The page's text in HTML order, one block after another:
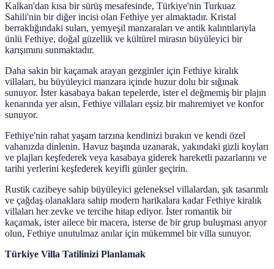
Kalkan'dan kısa bir sürüş mesafesinde, Türkiye'nin Turkuaz
Sahili'nin bir diğer incisi olan Fethiye yer almaktadır. Kristal
berraklığındaki suları, yemyeşil manzaraları ve antik kalıntılarıyla
ünlü Fethiye, doğal güzellik ve kültürel mirasın büyüleyici bir
karışımını sunmaktadır.
Daha sakin bir kaçamak arayan gezginler için Fethiye kiralık
villaları, bu büyüleyici manzara içinde huzur dolu bir sığınak
sunuyor. İster kasabaya bakan tepelerde, ister el değmemiş bir plajın
kenarında yer alsın, Fethiye villaları eşsiz bir mahremiyet ve konfor
sunuyor.
Fethiye'nin rahat yaşam tarzına kendinizi bırakın ve kendi özel
vahanızda dinlenin. Havuz başında uzanarak, yakındaki gizli koyları
ve plajları keşfederek veya kasabaya giderek hareketli pazarlarını ve
tarihi yerlerini keşfederek keyifli günler geçirin.
Rustik cazibeye sahip büyüleyici geleneksel villalardan, şık tasarımlı
ve çağdaş olanaklara sahip modern harikalara kadar Fethiye kiralık
villaları her zevke ve tercihe hitap ediyor. İster romantik bir
kaçamak, ister ailece bir macera, isterse de bir grup buluşması arıyor
olun, Fethiye unutulmaz anılar için mükemmel bir villa sunuyor.
Türkiye Villa Tatilinizi Planlamak